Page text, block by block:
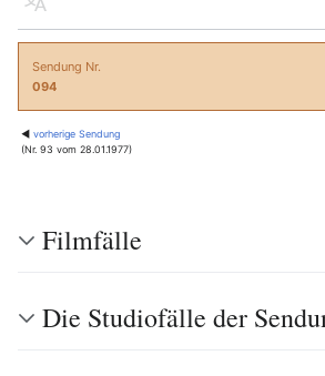
Sprache
Sendung Nr.
094
◀ vorherige Sendung
(Nr. 93 vom 28.01.1977)
Filmfälle
Die Studiofälle der